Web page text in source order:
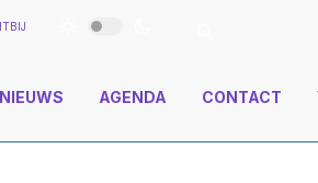
NIEUWS AGENDA CONTACT